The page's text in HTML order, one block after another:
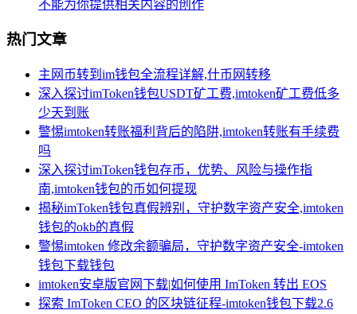
不能为你提供相关内容的创作
热门文章
主网币转到im钱包全流程详解,什币网转移
深入探讨imToken钱包USDT矿工费,imtoken矿工费低多
少天到账
警惕imtoken转账福利背后的陷阱,imtoken转账有手续费
吗
深入探讨imToken钱包存币，优势、风险与操作指
南,imtoken钱包的币如何提现
揭秘imToken钱包真假辨别，守护数字资产安全,imtoken
钱包的okb的真假
警惕imtoken 修改余额骗局，守护数字资产安全-imtoken
钱包下载钱包
imtoken安卓版官网下载|如何使用 ImToken 转出 EOS
探索 ImToken CEO 的区块链征程-imtoken钱包下载2.6